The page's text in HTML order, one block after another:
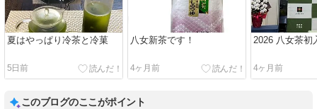
夏はやっぱり冷茶と冷菓
5日前
八女新茶です！
4ヶ月前
2026 八女茶初
4ヶ月前
このブログのここがポイント